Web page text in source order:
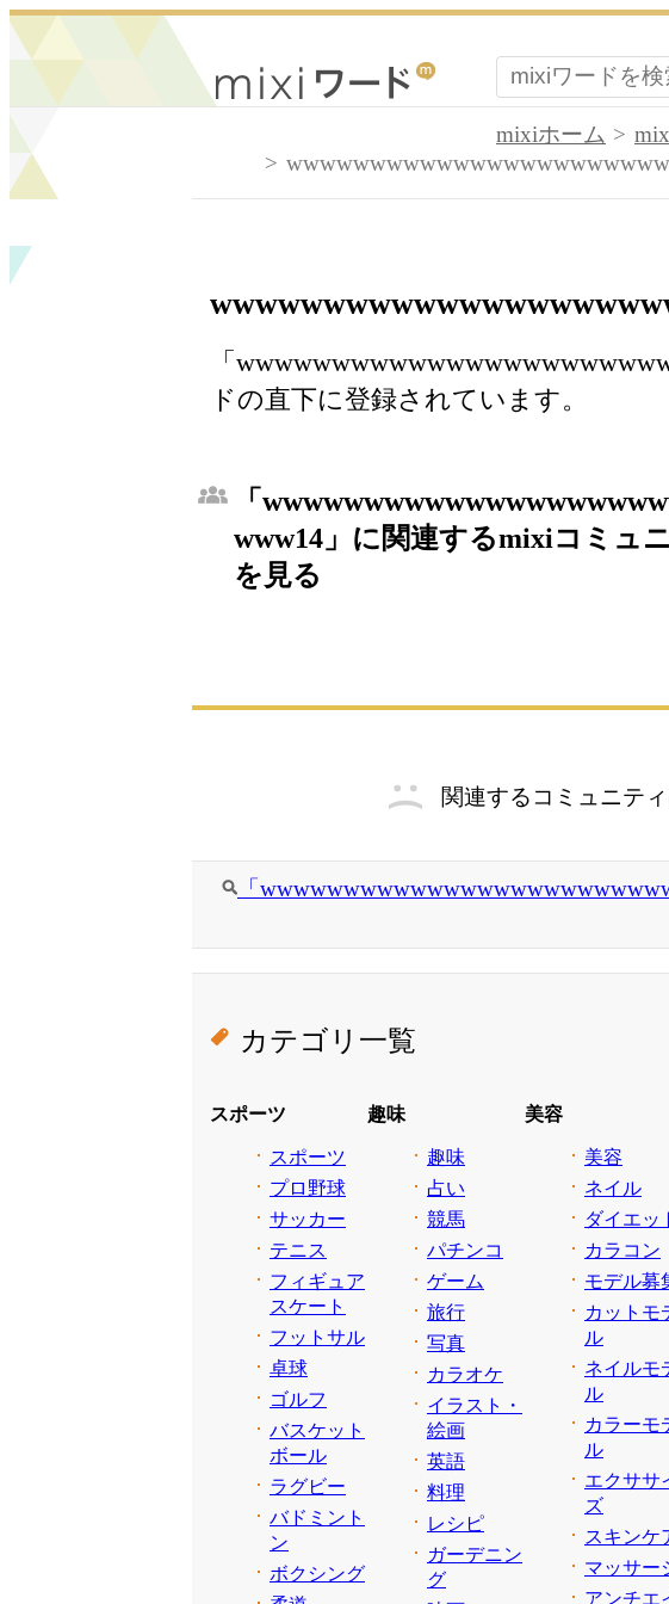
mixiホーム
「
ドの直下に登録されています。
「
www14」に関連するmixiコミュ
を見る
関連するコミュニテ
「
カテゴリ一覧
スポーツ
スポーツ
プロ野球
サッカー
テニス
フィギュア
スケート
フットサル
卓球
ゴルフ
バスケット
ボール
ラグビー
バドミント
ン
ボクシング
趣味
趣味
占い
競馬
パチンコ
ゲーム
旅行
写真
カラオケ
イラスト・
絵画
英語
料理
レシピ
ガーデニン
グ
美容
美容
ネイル
ダイエッ
カラコン
モデル募
カットモ
ル
ネイルモ
ル
カラーモ
ル
エクササ
ズ
スキンケ
マッサー
アンチエ